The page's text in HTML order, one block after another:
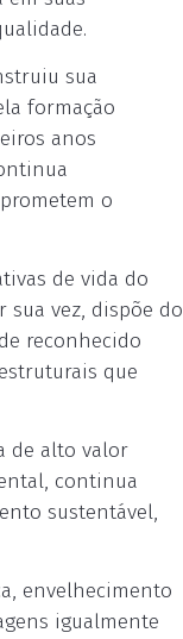
sua
formação
anos
o
de vida do
sua vez, dispõe do
reconhecido
que
de alto valor
continua
sustentável,
envelhecimento
igualmente